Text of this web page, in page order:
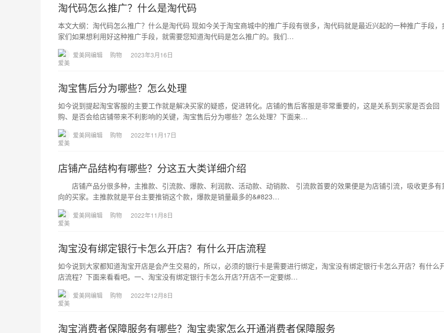
淘代码怎么推广？什么是淘代码
本文大纲：淘代码怎么推广？什么是淘代码 现如今关于淘宝商城中的推广手段有很多，淘代码就是最近兴起的一种推广手段，
家们如果想利用好这种推广手段，就需要您知道淘代码是怎么推广的。我们…
爱美网编辑 购物 2023年3月16日
淘宝售后分为哪些？怎么处理
如今说到提起淘宝客服的主要工作就是解决买家的疑惑，促进转化。店铺的售后客服是非常重要的，这是关系到买家是否会回
购、是否会给店铺带来不利影响的关键，淘宝售后分为哪些？怎么处理？下面来…
爱美网编辑 购物 2022年11月17日
店铺产品结构有哪些？分这五大类详细介绍
店铺产品分很多种，主推款、引流款、爆款、利润款、活动款、动销款、 引流款首要的效果便是为店铺引流，吸收更多有
向的买家。主推款就是平台主要推销这个款，爆款是销量最多的&#823…
爱美网编辑 购物 2022年11月8日
淘宝没有绑定银行卡怎么开店？有什么开店流程
如今说到大家都知道淘宝开店是会产生交易的，所以，必须的银行卡是需要进行绑定，淘宝没有绑定银行卡怎么开店？有什么
店流程？下面来看看吧。一、淘宝没有绑定银行卡怎么开店?开店不一定要绑…
爱美网编辑 购物 2022年12月8日
淘宝消费者保障服务有哪些？淘宝卖家怎么开通消费者保障服务